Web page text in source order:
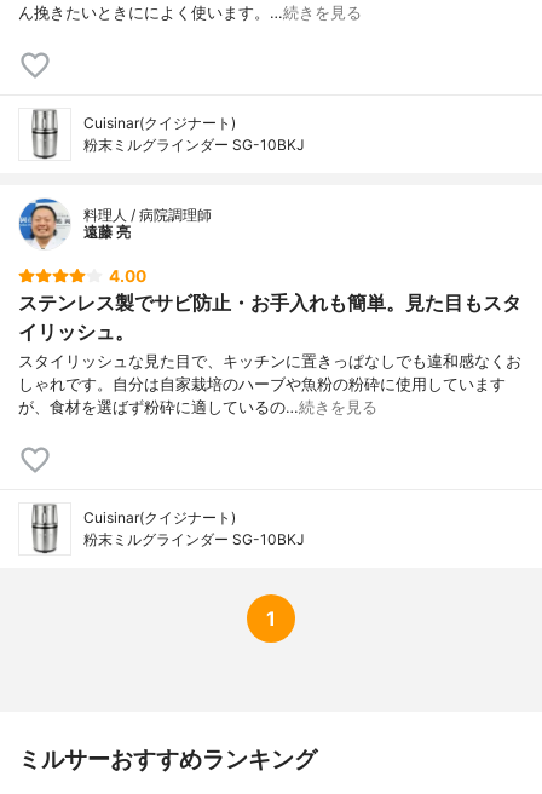
ん挽きたいときにによく使います。…続きを見る
Cuisinar(クイジナート)
粉末ミルグラインダー SG-10BKJ
料理人 / 病院調理師
遠藤 亮
4.00
ステンレス製でサビ防止・お手入れも簡単。見た目もスタ
イリッシュ。
スタイリッシュな見た目で、キッチンに置きっぱなしでも違和感なくお
しゃれです。自分は自家栽培のハーブや魚粉の粉砕に使用しています
が、食材を選ばず粉砕に適しているの…続きを見る
Cuisinar(クイジナート)
粉末ミルグラインダー SG-10BKJ
1
ミルサーおすすめランキング